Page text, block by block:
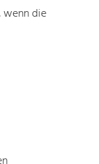
wenn die